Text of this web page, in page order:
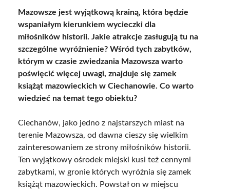
Mazowsze jest wyjątkową krainą, która będzie
wspaniałym kierunkiem wycieczki dla
miłośników historii. Jakie atrakcje zasługują tu na
szczególne wyróżnienie? Wśród tych zabytków,
którym w czasie zwiedzania Mazowsza warto
poświęcić więcej uwagi, znajduje się zamek
książąt mazowieckich w Ciechanowie. Co warto
wiedzieć na temat tego obiektu?
Ciechanów, jako jedno z najstarszych miast na
terenie Mazowsza, od dawna cieszy się wielkim
zainteresowaniem ze strony miłośników historii.
Ten wyjątkowy ośrodek miejski kusi też cennymi
zabytkami, w gronie których wyróżnia się zamek
książąt mazowieckich. Powstał on w miejscu